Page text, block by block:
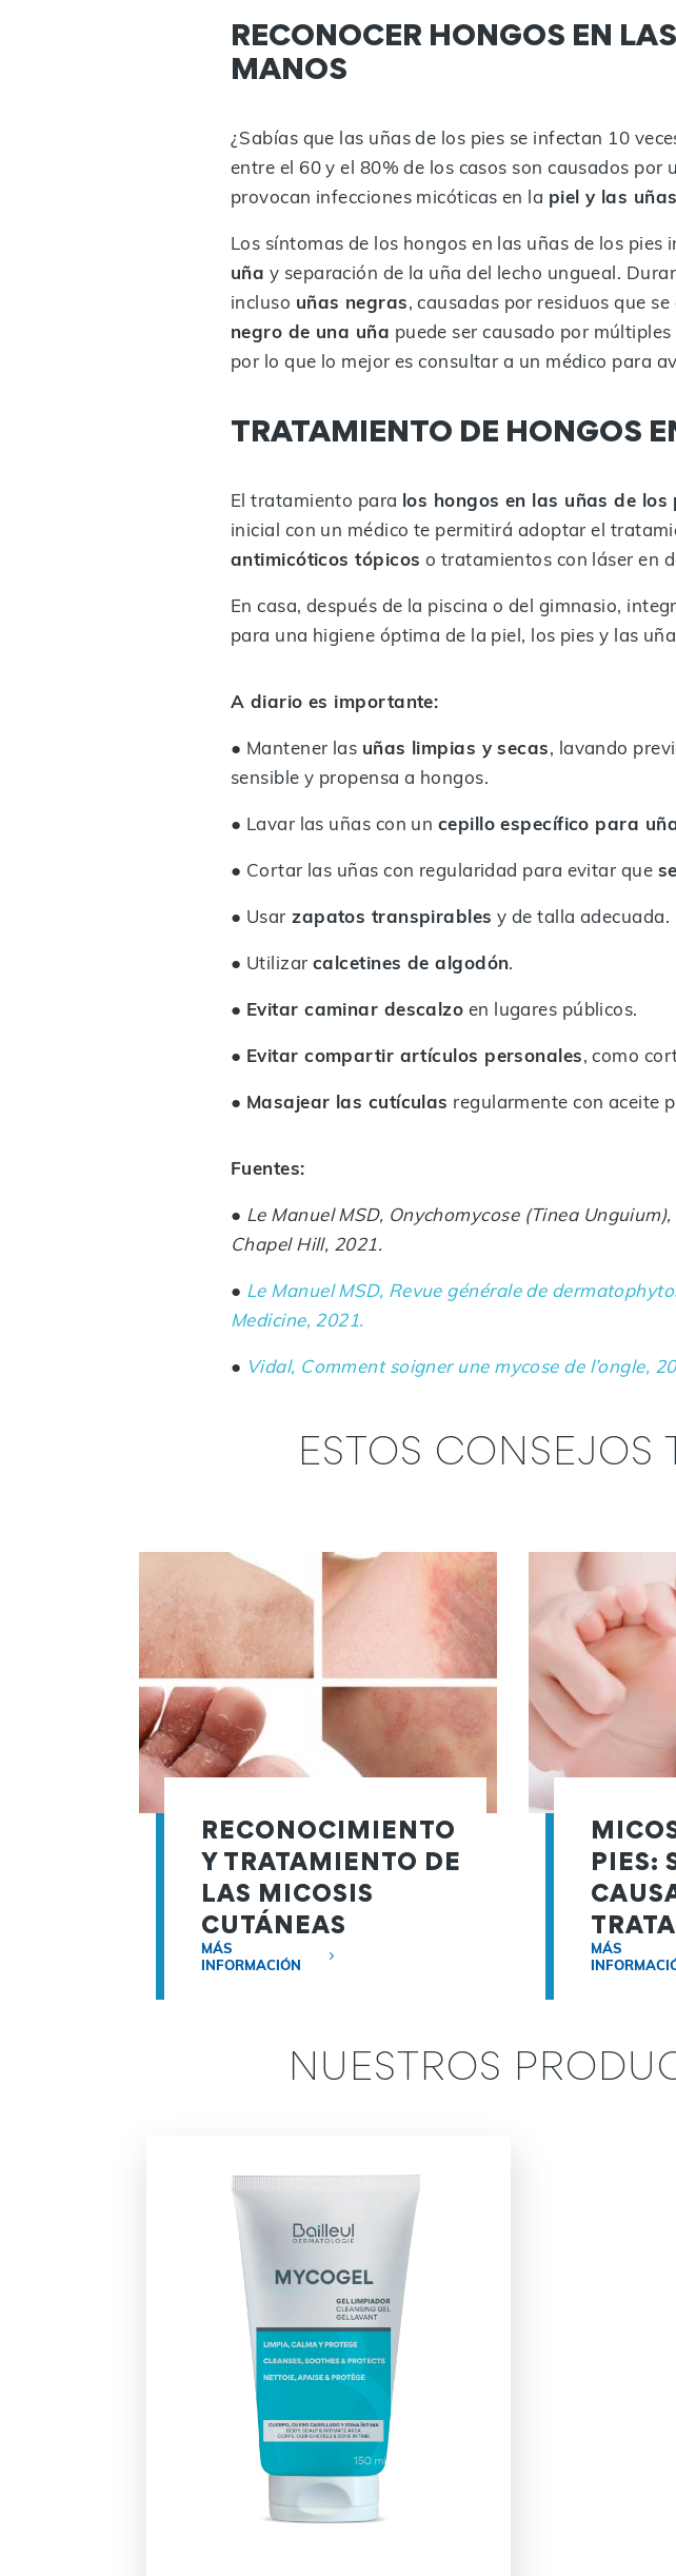
RECONOCER HONGOS EN
MANOS
¿Sabías que las uñas de los pies se infectan 10
entre el 60 y el 80% de los casos son causados por
provocan infecciones micóticas en la piel y las uñas
Los síntomas de los hongos en las uñas de los pies
uña y separación de la uña del lecho ungueal.
incluso uñas negras, causadas por residuos que
negro de una uña puede ser causado por
por lo que lo mejor es consultar a un médico para
TRATAMIENTO DE HONGOS
El tratamiento para los hongos en las uñas de los
inicial con un médico te permitirá adoptar el
antimicóticos tópicos o tratamientos con láser en
En casa, después de la piscina o del gimnasio,
para una higiene óptima de la piel, los pies y las
A diario es importante:
● Mantener las uñas limpias y secas, lavando
sensible y propensa a hongos.
● Lavar las uñas con un cepillo específico para
● Cortar las uñas con regularidad para evitar que
● Usar zapatos transpirables y de talla adecuada.
● Utilizar calcetines de algodón.
● Evitar caminar descalzo en lugares públicos.
● Evitar compartir artículos personales, como
● Masajear las cutículas regularmente con aceite
Fuentes:
● Le Manuel MSD, Onychomycose (Tinea
Chapel Hill, 2021.
● Le Manuel MSD, Revue générale de
Medicine, 2021.
● Vidal, Comment soigner une mycose de l’ongle,
ESTOS CONSEJOS
RECONOCIMIENTO
Y TRATAMIENTO DE
LAS MICOSIS
CUTÁNEAS
(HONGOS EN LA
MÁS
INFORMACIÓN
PIES:
MÁS
NUESTROS